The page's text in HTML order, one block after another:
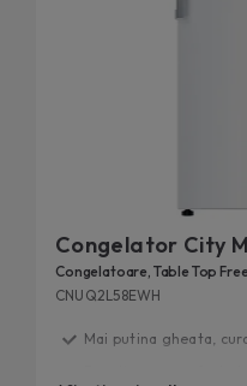
Congelator City
Congelatoare, Table Top
CNUQ2L58EWH
Mai putina gheata,